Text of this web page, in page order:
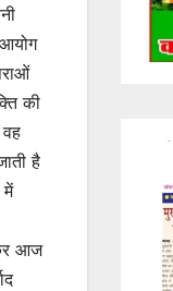
की
है
में
आज